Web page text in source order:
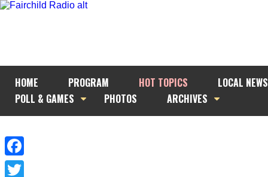
HOME PROGRAM HOT TOPICS
LOCAL NEWS
POLL & GAMES
PHOTOS ARCHIVES
Facebook